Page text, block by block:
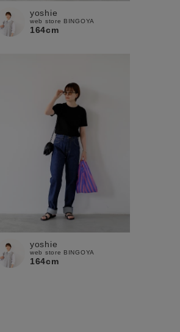
yoshie
web store BINGOYA
164cm
yoshie
web store BINGOYA
164cm